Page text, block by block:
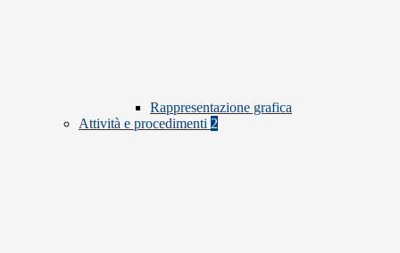
Rappresentazione grafica
Attività e procedimenti 2